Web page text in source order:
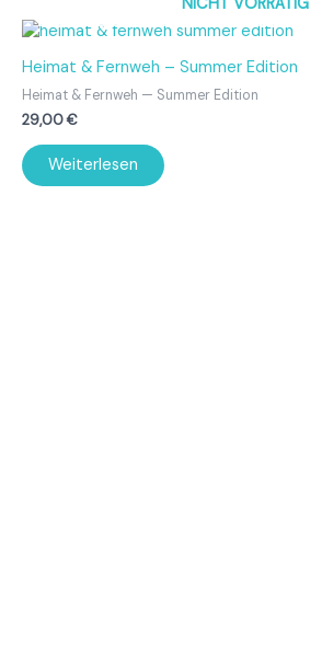
Heimat & Fernweh – Summer Edition
Heimat & Fernweh — Summer Edition
29,00€
Weiterlesen